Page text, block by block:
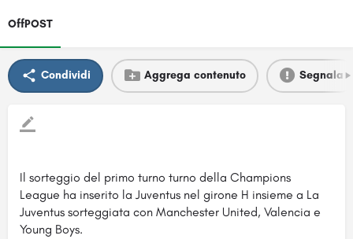
OffPOST
Condividi Aggrega contenuto Segnala
Il sorteggio del primo turno turno della Champions
League ha inserito la Juventus nel girone H insieme a La
Juventus sorteggiata con Manchester United, Valencia e
Young Boys.